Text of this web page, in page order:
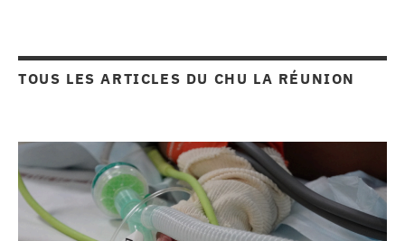
TOUS LES ARTICLES DU CHU LA RÉUNION